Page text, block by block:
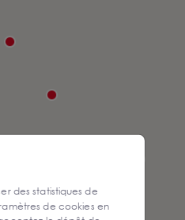
des statistiques de
de cookies en